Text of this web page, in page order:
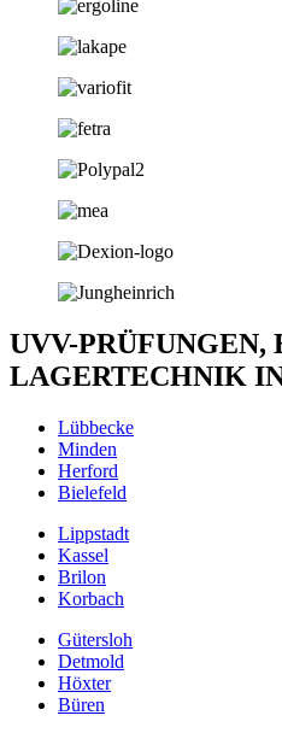
UVV-PRÜFUNGEN,
LAGERTECHNIK
Lübbecke
Minden
Herford
Bielefeld
Lippstadt
Kassel
Brilon
Korbach
Gütersloh
Detmold
Höxter
Büren